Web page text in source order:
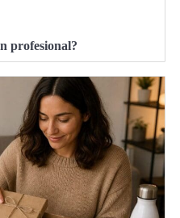
profesional?